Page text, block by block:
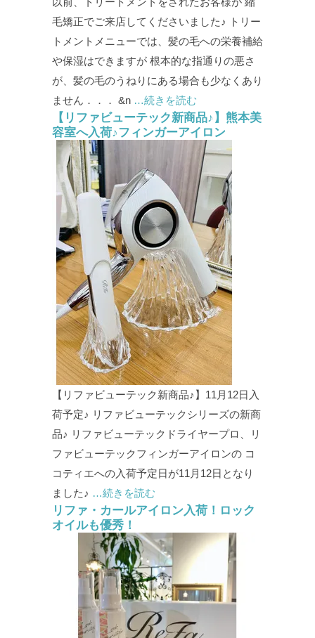
毛矯正でご来店してくださいました♪ トリー
トメントメニューでは、髪の毛への栄養補給
や保湿はできますが 根本的な指通りの悪さ
が、髪の毛のうねりにある場合も少なくあり
ません．．． &n …続きを読む
【リファビューテック新商品♪】熊本美
容室へ入荷♪フィンガーアイロン
【リファビューテック新商品♪】11月12日入
荷予定♪ リファビューテックシリーズの新商
品♪ リファビューテックドライヤープロ、リ
ファビューテックフィンガーアイロンの コ
コティエへの入荷予定日が11月12日となり
ました♪ …続きを読む
リファ・カールアイロン入荷！ロック
オイルも優秀！